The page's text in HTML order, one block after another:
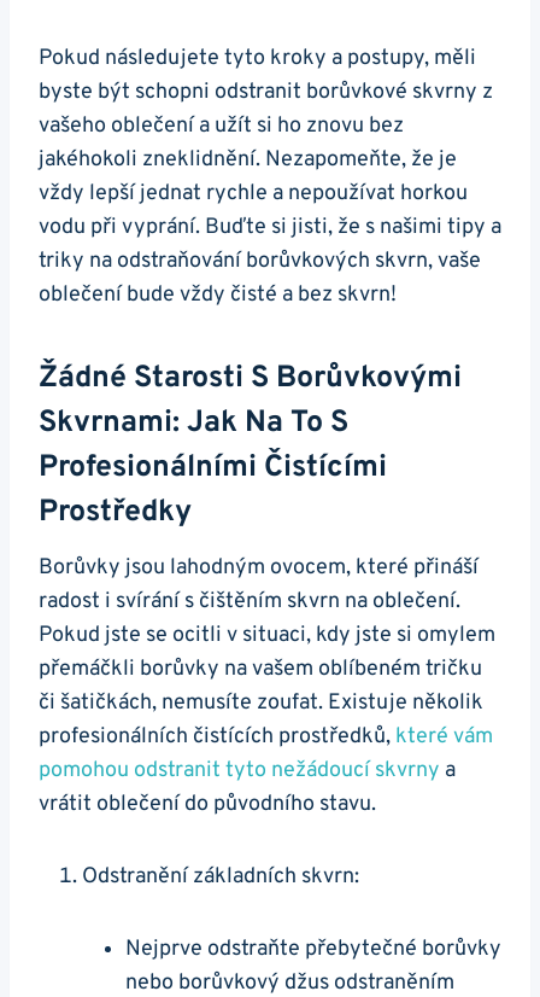
Pokud následujete tyto kroky a postupy, měli
byste být schopni odstranit borůvkové skvrny z
vašeho oblečení a užít si ho znovu bez
jakéhokoli zneklidnění. Nezapomeňte, že je
vždy lepší jednat rychle a nepoužívat horkou
vodu při vyprání. Buďte si jisti, že s našimi tipy a
triky na odstraňování borůvkových skvrn, vaše
oblečení bude vždy čisté a bez skvrn!
Žádné Starosti S Borůvkovými
Skvrnami: Jak Na To S
Profesionálními Čistícími
Prostředky
Borůvky jsou lahodným ovocem, které přináší
radost i svírání s čištěním skvrn na oblečení.
Pokud jste se ocitli v situaci, kdy jste si omylem
přemáčkli borůvky na vašem oblíbeném tričku
či šatičkách, nemusíte zoufat. Existuje několik
profesionálních čistících prostředků, které vám
pomohou odstranit tyto nežádoucí skvrny a
vrátit oblečení do původního stavu.
Odstranění základních skvrn:
Nejprve odstraňte přebytečné borůvky
nebo borůvkový džus odstraněním